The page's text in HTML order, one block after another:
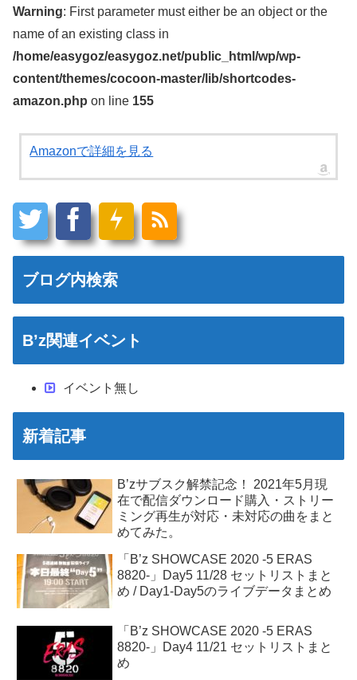
Warning: First parameter must either be an object or the
name of an existing class in
/home/easygoz/easygoz.net/public_html/wp/wp-
content/themes/cocoon-master/lib/shortcodes-
amazon.php on line 155
Amazonで詳細を見る
ブログ内検索
B’z関連イベント
イベント無し
新着記事
B’zサブスク解禁記念！ 2021年5月現
在で配信ダウンロード購入・ストリー
ミング再生が対応・未対応の曲をまと
めてみた。
「B’z SHOWCASE 2020 -5 ERAS
8820-」Day5 11/28 セットリストまと
め / Day1-Day5のライブデータまとめ
「B’z SHOWCASE 2020 -5 ERAS
8820-」Day4 11/21 セットリストまと
め